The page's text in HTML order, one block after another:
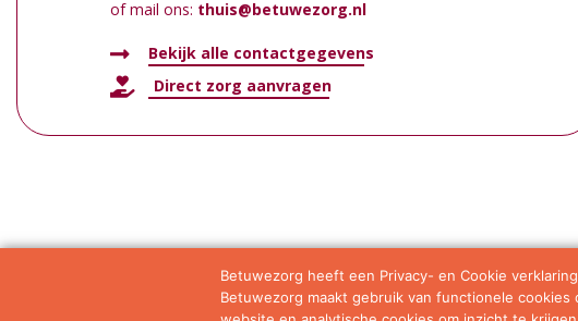
of mail ons: thuis@betuwezorg.nl
Bekijk alle contactgegevens
Direct zorg aanvragen
Privacy statement Algemene voorwaarden
Betuwezorg heeft een Privacy- en Cookie verklaring
Betuwezorg maakt gebruik van functionele